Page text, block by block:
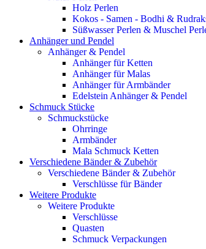
Holz Perlen
Kokos - Samen - Bodhi &
Süßwasser Perlen & Muschel
Anhänger und Pendel
Anhänger & Pendel
Anhänger für Ketten
Anhänger für Malas
Anhänger für Armbänder
Edelstein Anhänger & Pendel
Schmuck Stücke
Schmuckstücke
Ohrringe
Armbänder
Mala Schmuck Ketten
Verschiedene Bänder & Zubehör
Verschiedene Bänder & Zubehör
Verschlüsse für Bänder
Weitere Produkte
Weitere Produkte
Verschlüsse
Quasten
Schmuck Verpackungen